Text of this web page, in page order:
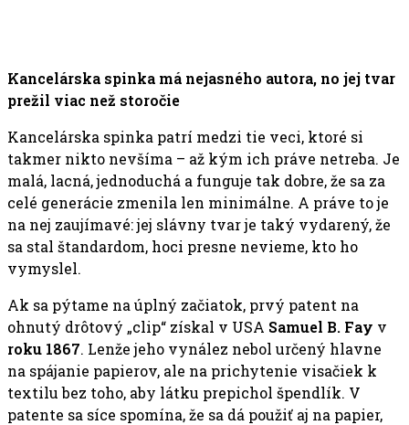
Kancelárska spinka má nejasného autora, no jej tvar
prežil viac než storočie
Kancelárska spinka patrí medzi tie veci, ktoré si
takmer nikto nevšíma – až kým ich práve netreba. Je
malá, lacná, jednoduchá a funguje tak dobre, že sa za
celé generácie zmenila len minimálne. A práve to je
na nej zaujímavé: jej slávny tvar je taký vydarený, že
sa stal štandardom, hoci presne nevieme, kto ho
vymyslel.
Ak sa pýtame na úplný začiatok, prvý patent na
ohnutý drôtový „clip“ získal v USA Samuel B. Fay v
roku 1867. Lenže jeho vynález nebol určený hlavne
na spájanie papierov, ale na prichytenie visačiek k
textilu bez toho, aby látku prepichol špendlík. V
patente sa síce spomína, že sa dá použiť aj na papier,